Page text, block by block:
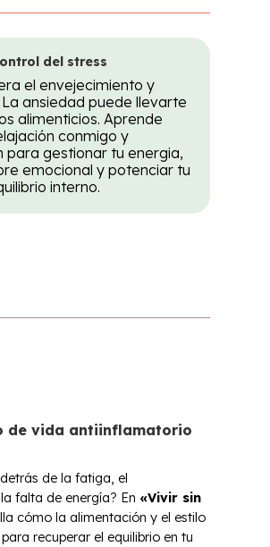
del stress
el envejecimiento y
ansiedad puede llevarte
alimenticios. Aprende
conmigo y
para gestionar tu energia,
emocional y potenciar tu
interno.
de vida antiinflamatorio
de la fatiga, el
falta de energía? En «Vivir sin
cómo la alimentación y el estilo
recuperar el equilibrio en tu